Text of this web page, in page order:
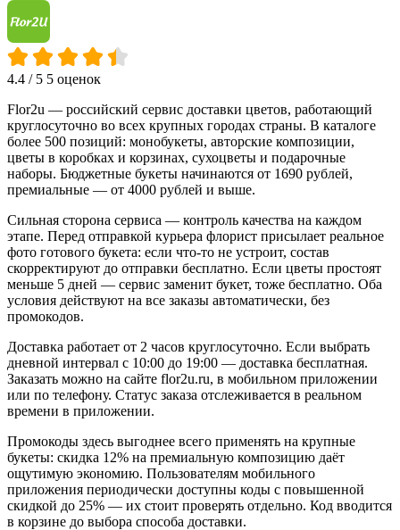
4.4 / 5 5 оценок
Flor2u — российский сервис доставки цветов, работающий
круглосуточно во всех крупных городах страны. В каталоге
более 500 позиций: монобукеты, авторские композиции,
цветы в коробках и корзинах, сухоцветы и подарочные
наборы. Бюджетные букеты начинаются от 1690 рублей,
премиальные — от 4000 рублей и выше.
Сильная сторона сервиса — контроль качества на каждом
этапе. Перед отправкой курьера флорист присылает реальное
фото готового букета: если что-то не устроит, состав
скорректируют до отправки бесплатно. Если цветы простоят
меньше 5 дней — сервис заменит букет, тоже бесплатно. Оба
условия действуют на все заказы автоматически, без
промокодов.
Доставка работает от 2 часов круглосуточно. Если выбрать
дневной интервал с 10:00 до 19:00 — доставка бесплатная.
Заказать можно на сайте flor2u.ru, в мобильном приложении
или по телефону. Статус заказа отслеживается в реальном
времени в приложении.
Промокоды здесь выгоднее всего применять на крупные
букеты: скидка 12% на премиальную композицию даёт
ощутимую экономию. Пользователям мобильного
приложения периодически доступны коды с повышенной
скидкой до 25% — их стоит проверять отдельно. Код вводится
в корзине до выбора способа доставки.